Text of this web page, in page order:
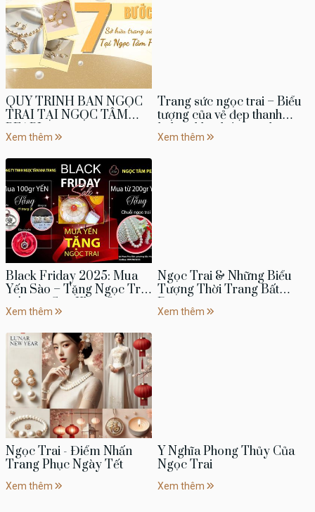
QUY TRÌNH BÁN NGỌC
TRAI TẠI NGỌC TÂM
Xem thêm
Trang sức ngọc trai – Biểu
tượng của vẻ đẹp thanh
gian
Xem thêm
Black Friday 2025: Mua
Yến Sào – Tặng Ngọc Trai
| Ưu Đãi Sức Khỏe &
Trang Sức Đẳng Cấp
Xem thêm
Ngọc Trai & Những Biểu
Tượng Thời Trang Bất
Diệt
Xem thêm
Ngọc Trai - Điểm Nhấn
Trang Phục Ngày Tết
Xem thêm
Ý Nghĩa Phong Thủy Của
Ngọc Trai
Xem thêm